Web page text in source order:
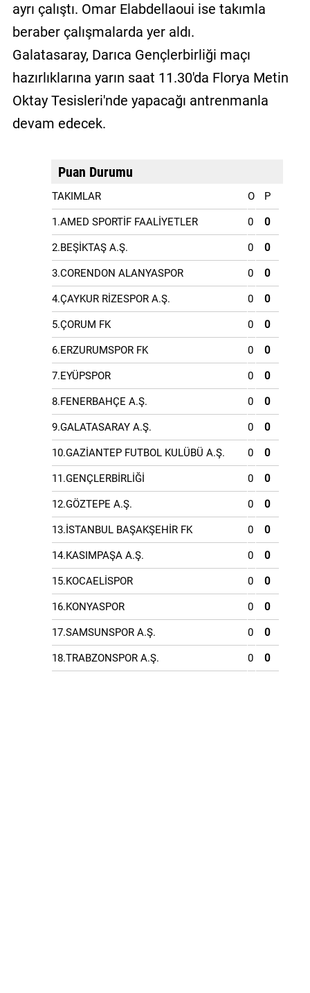
ayrı çalıştı. Omar Elabdellaoui ise takımla
beraber çalışmalarda yer aldı.
Galatasaray, Darıca Gençlerbirliği maçı
hazırlıklarına yarın saat 11.30'da Florya Metin
Oktay Tesisleri'nde yapacağı antrenmanla
devam edecek.
Puan Durumu
TAKIMLAR O P
1.AMED SPORTİF FAALİYETLER 0 0
2.BEŞİKTAŞ A.Ş. 0 0
3.CORENDON ALANYASPOR 0 0
4.ÇAYKUR RİZESPOR A.Ş. 0 0
5.ÇORUM FK 0 0
6.ERZURUMSPOR FK 0 0
7.EYÜPSPOR 0 0
8.FENERBAHÇE A.Ş. 0 0
9.GALATASARAY A.Ş. 0 0
10.GAZİANTEP FUTBOL KULÜBÜ A.Ş. 0 0
11.GENÇLERBİRLİĞİ 0 0
12.GÖZTEPE A.Ş. 0 0
13.İSTANBUL BAŞAKŞEHİR FK 0 0
14.KASIMPAŞA A.Ş. 0 0
15.KOCAELİSPOR 0 0
16.KONYASPOR 0 0
17.SAMSUNSPOR A.Ş. 0 0
18.TRABZONSPOR A.Ş. 0 0